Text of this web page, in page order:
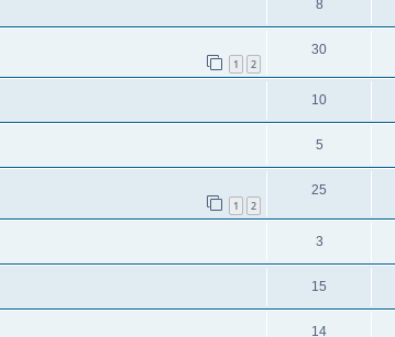
8
1 2
30
10
5
1 2
25
3
15
14